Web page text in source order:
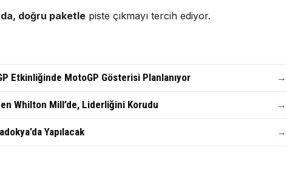
doğru paketle piste çıkmayı tercih ediyor.
Etkinliğinde MotoGP Gösterisi Planlanıyor →
Whilton Mill’de, Liderliğini Korudu →
Yapılacak →